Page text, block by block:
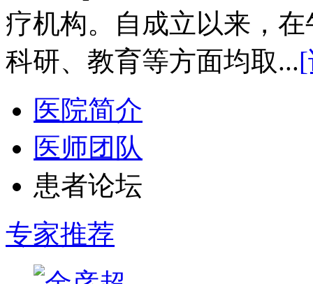
疗机构。自成立以来，
科研、教育等方面均取...
医院简介
医师团队
患者论坛
专家推荐